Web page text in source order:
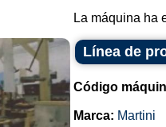
La máquina ha
Línea de
Código
Marca: Martini